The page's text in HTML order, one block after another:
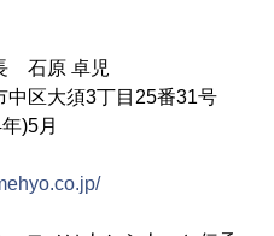
石原 卓児
中区大須3丁目25番31号
)5月